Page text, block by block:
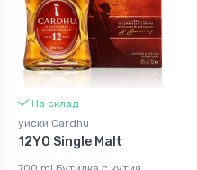
На склад
уиски Cardhu
12YO Single Malt